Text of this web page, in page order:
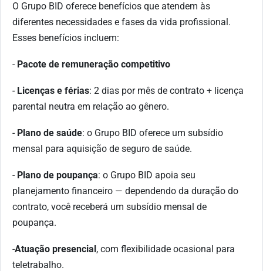
O Grupo BID oferece benefícios que atendem às
diferentes necessidades e fases da vida profissional.
Esses benefícios incluem:
-Pacote de remuneração competitivo
-Licenças e férias: 2 dias por mês de contrato + licença
parental neutra em relação ao gênero.
-Plano de saúde: o Grupo BID oferece um subsídio
mensal para aquisição de seguro de saúde.
- Plano de poupança: o Grupo BID apoia seu
planejamento financeiro — dependendo da duração do
contrato, você receberá um subsídio mensal de
poupança.
-Atuação presencial, com flexibilidade ocasional para
teletrabalho.